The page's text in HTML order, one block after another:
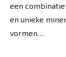
een
en unieke
vormen…